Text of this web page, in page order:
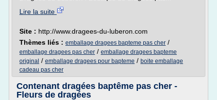
Lire la suite
Site : http://www.dragees-du-luberon.com
Thèmes liés : emballage dragees bapteme pas cher /
emballage dragees pas cher / emballage dragees bapteme
original / emballage dragees pour bapteme / boite emballage
cadeau pas cher
Contenant dragées baptême pas cher -
Fleurs de dragées